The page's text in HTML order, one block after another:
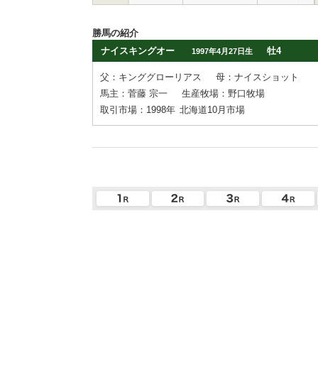
勝馬の紹介
ナイスキングオー
1997年4月27日生 牡4
父：キンググローリアス
母：ナイスショット
馬主：菅藤 宗一
生産牧場：野口牧場
取引市場：1998年 北海道10月市場